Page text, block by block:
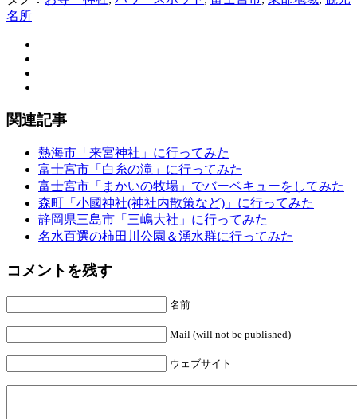
名所
関連記事
熱海市「来宮神社」に行ってみた
富士宮市「白糸の滝」に行ってみた
富士宮市「まかいの牧場」でバーベキューをしてみた
森町「小國神社(神社内散策など)」に行ってみた
静岡県三島市「三嶋大社」に行ってみた
名水百選の柿田川公園＆湧水群に行ってみた
コメントを残す
名前
Mail (will not be published)
ウェブサイト